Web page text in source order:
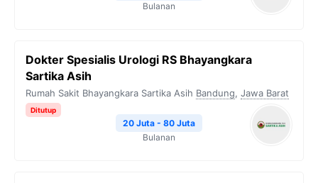
Bulanan
Dokter Spesialis Urologi RS Bhayangkara
Sartika Asih
Rumah Sakit Bhayangkara Sartika Asih Bandung, Jawa Barat
Ditutup
20 Juta - 80 Juta
Bulanan